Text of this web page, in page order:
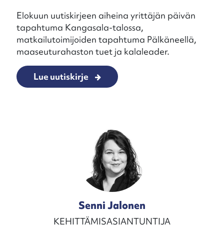
Elokuun uutiskirjeen aiheina yrittäjän päivän
tapahtuma Kangasala-talossa,
matkailutoimijoiden tapahtuma Pälkäneellä,
maaseuturahaston tuet ja kalaleader.
Lue uutiskirje
Senni Jalonen
KEHITTÄMISASIANTUNTIJA